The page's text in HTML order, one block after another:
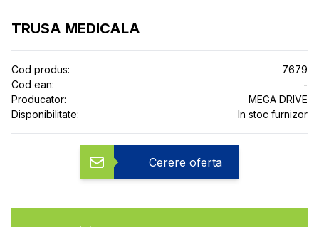
TRUSA MEDICALA
Cod produs:
7679
Cod ean:
-
Producator:
MEGA DRIVE
Disponibilitate:
In stoc furnizor
Cerere oferta